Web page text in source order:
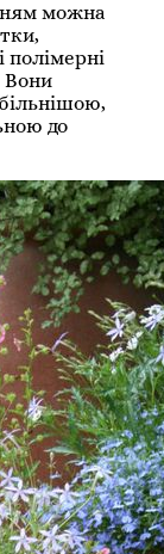
можна
полімерні
Вони
до